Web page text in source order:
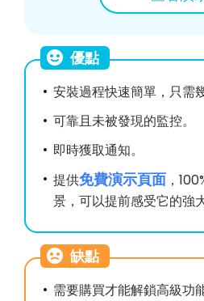
優點
安裝過程快速簡單，只需
可靠且未被發現的監控。
即時獲取通知。
提供免費演示頁面 ，
景，可以提前感受它的強
缺點
需要購買才能解鎖高級功能